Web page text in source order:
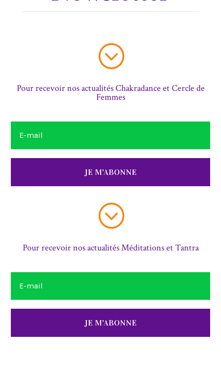
;
Pour recevoir nos actualités Chakradance et Cercle de
Femmes
JE M'ABONNE
;
Pour recevoir nos actualités Méditations et Tantra
JE M'ABONNE